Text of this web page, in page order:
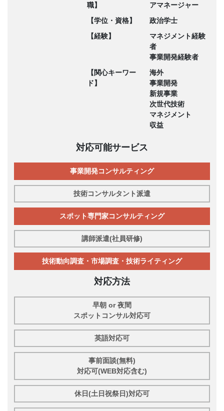
職】
アマネージャー
【学位・資格】
政治学士
【経験】
マネジメント経験
者
事業開発経験者
【関心キーワー
ド】
海外
事業開発
新規事業
次世代技術
マネジメント
収益
対応可能サービス
事業開発コンサルティング
技術コンサルタント派遣
スポット専門家コンサルティング
講師派遣(社員研修)
技術動向調査・市場調査・技術ライティング
対応方法
早朝 or 夜間
スポットコンサル対応可
英語対応可
事前面談(無料)
対応可(WEB対応含む)
休日(土日祝祭日)対応可